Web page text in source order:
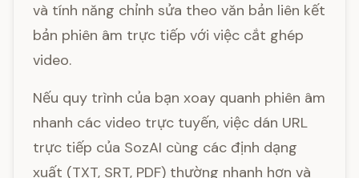
và tính năng chỉnh sửa theo văn bản liên kết
bản phiên âm trực tiếp với việc cắt ghép
video.
Nếu quy trình của bạn xoay quanh phiên âm
nhanh các video trực tuyến, việc dán URL
trực tiếp của SozAI cùng các định dạng
xuất (TXT, SRT, PDF) thường nhanh hơn và